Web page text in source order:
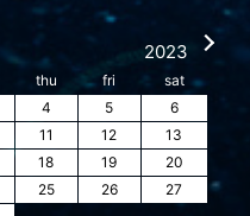
2023
thu fri
sat
4 5
6
11 12
13
18 19
20
25 26
27